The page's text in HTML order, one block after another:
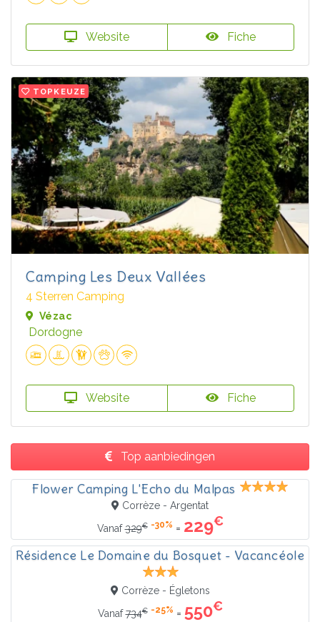
Website Fiche
TOPKEUZE
Camping Les Deux Vallées
4 Sterren Camping
Vézac
Dordogne
Website Fiche
Top aanbiedingen
Flower Camping L'Echo du Malpas
Corrèze - Argentat
Vanaf329€ -30% = 229€
Résidence Le Domaine du Bosquet - Vacancéole
Corrèze - Égletons
Vanaf734€ -25% = 550€